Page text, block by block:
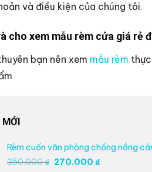
và điều kiện của chúng tôi.
cho xem mẫu rèm cửa giá rẻ
bạn nên xem mẫu rèm
Rèm cuốn văn phòng chống nắng
350.000₫ Giá
270.000 ₫Giá